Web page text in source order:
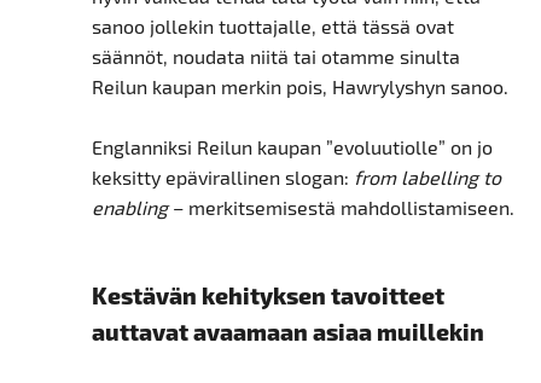
sanoo jollekin tuottajalle, että tässä ovat
säännöt, noudata niitä tai otamme sinulta
Reilun kaupan merkin pois, Hawrylyshyn sanoo.
Englanniksi Reilun kaupan ”evoluutiolle” on jo
keksitty epävirallinen slogan: from labelling to
enabling– merkitsemisestä mahdollistamiseen.
Kestävän kehityksen tavoitteet
auttavat avaamaan asiaa muillekin